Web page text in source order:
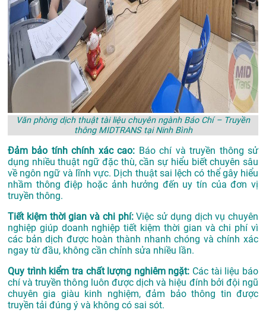
Văn phòng dịch thuật tài liệu chuyên ngành Báo Chí – Truyền
thông MIDTRANS tại Ninh Bình
Đảm bảo tính chính xác cao: Báo chí và truyền thông sử
dụng nhiều thuật ngữ đặc thù, cần sự hiểu biết chuyên sâu
về ngôn ngữ và lĩnh vực. Dịch thuật sai lệch có thể gây hiểu
nhầm thông điệp hoặc ảnh hưởng đến uy tín của đơn vị
truyền thông.
Tiết kiệm thời gian và chi phí:Việc sử dụng dịch vụ chuyên
nghiệp giúp doanh nghiệp tiết kiệm thời gian và chi phí vì
các bản dịch được hoàn thành nhanh chóng và chính xác
ngay từ đầu, không cần chỉnh sửa nhiều lần.
Quy trình kiểm tra chất lượng nghiêm ngặt: Các tài liệu báo
chí và truyền thông luôn được dịch và hiệu đính bởi đội ngũ
chuyên gia giàu kinh nghiệm, đảm bảo thông tin được
truyền tải đúng ý và không có sai sót.